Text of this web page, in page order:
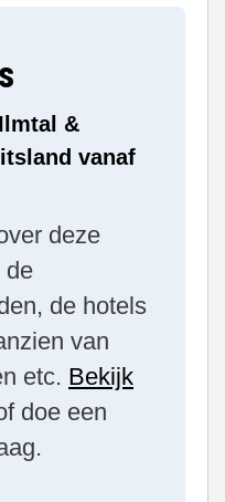
&
vanaf
deze
de
de hotels
van
etc. Bekijk
doe een